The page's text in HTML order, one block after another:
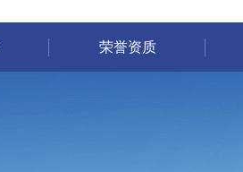
荣誉资质